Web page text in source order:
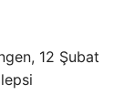
12 Şubat